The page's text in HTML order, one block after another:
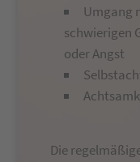
Umgang
schwierigen
oder Angst
Die